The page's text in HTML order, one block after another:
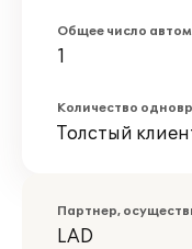
Общее число
1
Количество
Толстый
Партнер,
LAD